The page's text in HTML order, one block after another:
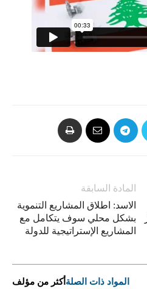
المادة السابقة
الاسد: اطلاق المشاريع التنموية
بشكل محلي سوف يتكامل مع
المشاريع الإستراتيجية للدولة
المواد ذات الصلة أكثر من مؤلف